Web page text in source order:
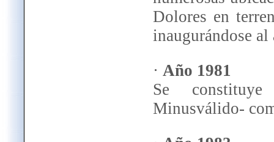
Dolores en
inaugurándose
· Año 1981
Se
Minusválido-